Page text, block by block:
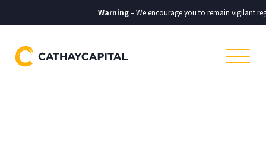
Warning– We encourage you to remain vigilant